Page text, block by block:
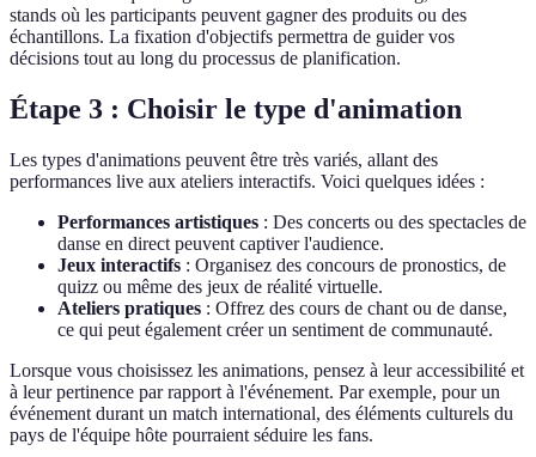
stands où les participants peuvent gagner des produits ou des
échantillons. La fixation d'objectifs permettra de guider vos
décisions tout au long du processus de planification.
Étape 3 : Choisir le type d'animation
Les types d'animations peuvent être très variés, allant des
performances live aux ateliers interactifs. Voici quelques idées :
Performances artistiques : Des concerts ou des spectacles de
danse en direct peuvent captiver l'audience.
Jeux interactifs : Organisez des concours de pronostics, de
quizz ou même des jeux de réalité virtuelle.
Ateliers pratiques : Offrez des cours de chant ou de danse,
ce qui peut également créer un sentiment de communauté.
Lorsque vous choisissez les animations, pensez à leur accessibilité et
à leur pertinence par rapport à l'événement. Par exemple, pour un
événement durant un match international, des éléments culturels du
pays de l'équipe hôte pourraient séduire les fans.